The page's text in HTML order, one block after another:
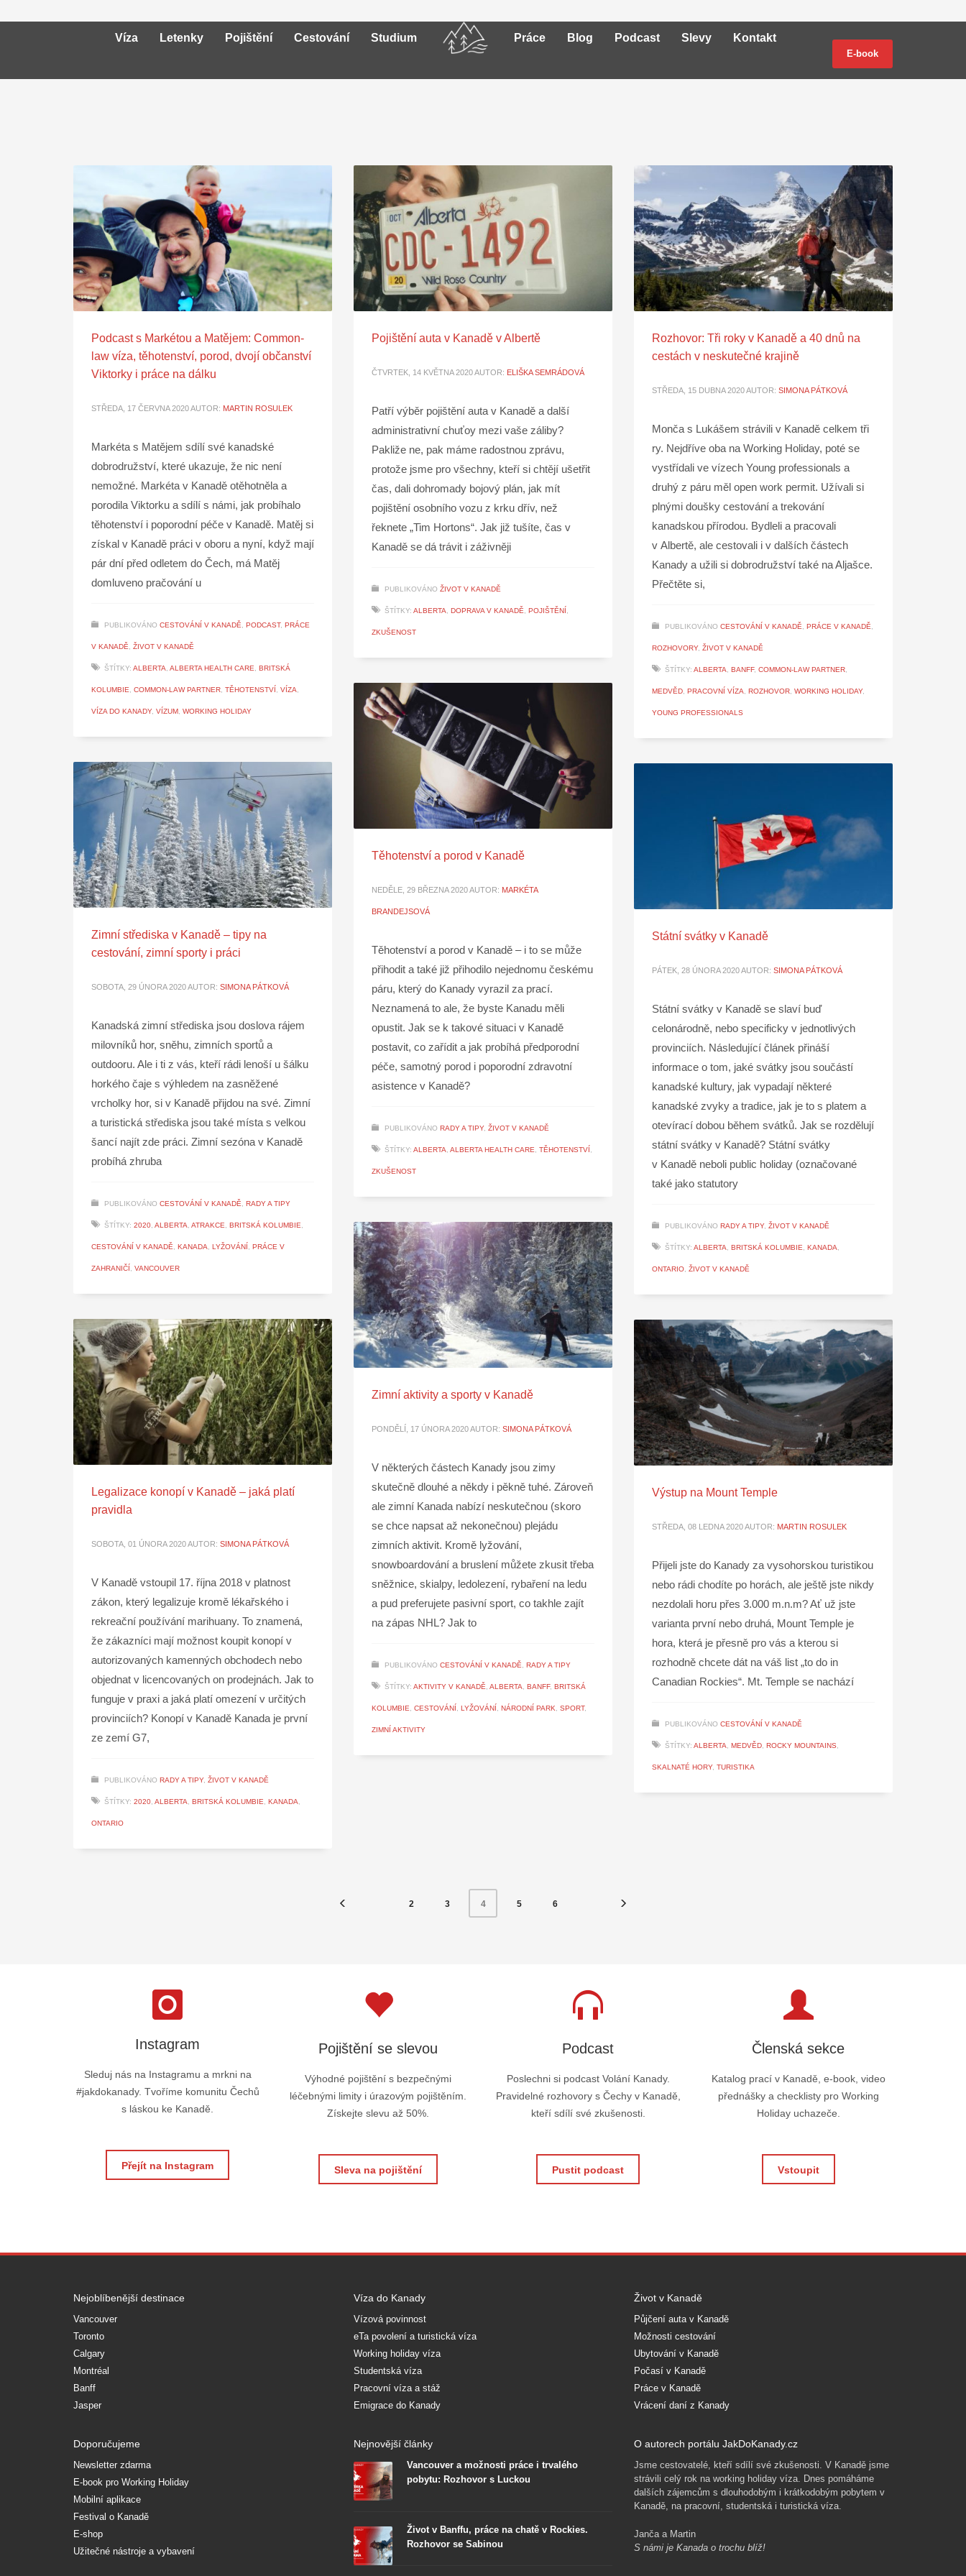
Víza Letenky Pojištění Cestování Studium Práce Blog Podcast Slevy Kontakt
E-book
Podcast s Markétou a Matějem: Common-
law víza, těhotenství, porod, dvojí občanství
Viktorky i práce na dálku
STŘEDA, 17 ČERVNA 2020AUTOR: MARTIN ROSULEK
Markéta s Matějem sdílí své kanadské
dobrodružství, které ukazuje, že nic není
nemožné. Markéta v Kanadě otěhotněla a
porodila Viktorku a sdílí s námi, jak probíhalo
těhotenství i poporodní péče v Kanadě. Matěj si
získal v Kanadě práci v oboru a nyní, když mají
pár dní před odletem do Čech, má Matěj
domluveno pračování u
PUBLIKOVÁNO CESTOVÁNÍ V KANADĚ, PODCAST, PRÁCE
V KANADĚ, ŽIVOT V KANADĚ
ŠTÍTKY: ALBERTA, ALBERTA HEALTH CARE, BRITSKÁ
KOLUMBIE, COMMON-LAW PARTNER, TĚHOTENSTVÍ , VÍZA,
VÍZA DO KANADY, VÍZUM, WORKING HOLIDAY
Pojištění auta v Kanadě v Albertě
ČTVRTEK, 14 KVĚTNA 2020AUTOR: ELIŠKA SEMRÁDOVÁ
Patří výběr pojištění auta v Kanadě a další
administrativní chuťoy mezi vaše záliby?
Pakliže ne, pak máme radostnou zprávu,
protože jsme pro všechny, kteří si chtějí ušetřit
čas, dali dohromady bojový plán, jak mít
pojištění osobního vozu z krku dřív, než
řeknete „Tim Hortons“. Jak již tušíte, čas v
Kanadě se dá trávit i záživněji
PUBLIKOVÁNO ŽIVOT V KANADĚ
ŠTÍTKY: ALBERTA, DOPRAVA V KANADĚ, POJIŠTĚNÍ ,
ZKUŠENOST
Rozhovor: Tři roky v Kanadě a 40 dnů na
cestách v neskutečné krajině
STŘEDA, 15 DUBNA 2020AUTOR: SIMONA PÁTKOVÁ
Monča s Lukášem strávili v Kanadě celkem tři
ry. Nejdříve oba na Working Holiday, poté se
vystřídali ve vízech Young professionals a
druhý z páru měl open work permit. Užívali si
plnými doušky cestování a trekování
kanadskou přírodou. Bydleli a pracovali
v Albertě, ale cestovali i v dalších částech
Kanady a užili si dobrodružství také na Aljašce.
Přečtěte si,
PUBLIKOVÁNO CESTOVÁNÍ V KANADĚ, PRÁCE V KANADĚ,
ROZHOVORY, ŽIVOT V KANADĚ
ŠTÍTKY: ALBERTA, BANFF, COMMON-LAW PARTNER,
MEDVĚD, PRACOVNÍ VÍZA, ROZHOVOR, WORKING HOLIDAY,
YOUNG PROFESSIONALS
Těhotenství a porod v Kanadě
NEDĚLE, 29 BŘEZNA 2020AUTOR: MARKÉTA
BRANDEJSOVÁ
Těhotenství a porod v Kanadě – i to se může
přihodit a také již přihodilo nejednomu českému
páru, který do Kanady vyrazil za prací.
Neznamená to ale, že byste Kanadu měli
opustit. Jak se k takové situaci v Kanadě
postavit, co zařídit a jak probíhá předporodní
péče, samotný porod i poporodní zdravotní
asistence v Kanadě?
PUBLIKOVÁNO RADY A TIPY, ŽIVOT V KANADĚ
ŠTÍTKY: ALBERTA, ALBERTA HEALTH CARE, TĚHOTENSTVÍ ,
ZKUŠENOST
Zimní střediska v Kanadě – tipy na
cestování, zimní sporty i práci
SOBOTA, 29 ÚNORA 2020AUTOR: SIMONA PÁTKOVÁ
Kanadská zimní střediska jsou doslova rájem
milovníků hor, sněhu, zimních sportů a
outdooru. Ale i ti z vás, kteří rádi lenoší u šálku
horkého čaje s výhledem na zasněžené
vrcholky hor, si v Kanadě přijdou na své. Zimní
a turistická střediska jsou také místa s velkou
šancí najít zde práci. Zimní sezóna v Kanadě
probíhá zhruba
PUBLIKOVÁNO CESTOVÁNÍ V KANADĚ, RADY A TIPY
ŠTÍTKY: 2020, ALBERTA, ATRAKCE, BRITSKÁ KOLUMBIE,
CESTOVÁNÍ V KANADĚ, KANADA, LYŽOVÁNÍ , PRÁCE V
ZAHRANIČÍ , VANCOUVER
Státní svátky v Kanadě
PÁTEK, 28 ÚNORA 2020AUTOR: SIMONA PÁTKOVÁ
Státní svátky v Kanadě se slaví buď
celonárodně, nebo specificky v jednotlivých
provinciích. Následující článek přináší
informace o tom, jaké svátky jsou součástí
kanadské kultury, jak vypadají některé
kanadské zvyky a tradice, jak je to s platem a
otevírací dobou během svátků. Jak se rozdělují
státní svátky v Kanadě? Státní svátky
v Kanadě neboli public holiday (označované
také jako statutory
PUBLIKOVÁNO RADY A TIPY, ŽIVOT V KANADĚ
ŠTÍTKY: ALBERTA, BRITSKÁ KOLUMBIE, KANADA,
ONTARIO, ŽIVOT V KANADĚ
Zimní aktivity a sporty v Kanadě
PONDĚLÍ, 17 ÚNORA 2020AUTOR: SIMONA PÁTKOVÁ
V některých částech Kanady jsou zimy
skutečně dlouhé a někdy i pěkně tuhé. Zároveň
ale zimní Kanada nabízí neskutečnou (skoro
se chce napsat až nekonečnou) plejádu
zimních aktivit. Kromě lyžování,
snowboardování a bruslení můžete zkusit třeba
sněžnice, skialpy, ledolezení, rybaření na ledu
a pud preferujete pasivní sport, co takhle zajít
na zápas NHL? Jak to
PUBLIKOVÁNO CESTOVÁNÍ V KANADĚ, RADY A TIPY
ŠTÍTKY: AKTIVITY V KANADĚ, ALBERTA, BANFF, BRITSKÁ
KOLUMBIE, CESTOVÁNÍ , LYŽOVÁNÍ , NÁRODNÍ PARK, SPORT,
ZIMNÍ AKTIVITY
Legalizace konopí v Kanadě – jaká platí
pravidla
SOBOTA, 01 ÚNORA 2020AUTOR: SIMONA PÁTKOVÁ
V Kanadě vstoupil 17. října 2018 v platnost
zákon, který legalizuje kromě lékařského i
rekreační používání marihuany. To znamená,
že zákazníci mají možnost koupit konopí v
autorizovaných kamenných obchodech nebo
objednat v licencovaných on prodejnách. Jak to
funguje v praxi a jaká platí omezení v určitých
provinciích? Konopí v Kanadě Kanada je první
ze zemí G7,
PUBLIKOVÁNO RADY A TIPY, ŽIVOT V KANADĚ
ŠTÍTKY: 2020, ALBERTA, BRITSKÁ KOLUMBIE, KANADA,
ONTARIO
Výstup na Mount Temple
STŘEDA, 08 LEDNA 2020AUTOR: MARTIN ROSULEK
Přijeli jste do Kanady za vysohorskou turistikou
nebo rádi chodíte po horách, ale ještě jste nikdy
nezdolali horu přes 3.000 m.n.m? Ať už jste
varianta první nebo druhá, Mount Temple je
hora, která je přesně pro vás a kterou si
rozhodně chcete dát na váš list „to do in
Canadian Rockies“. Mt. Temple se nachází
PUBLIKOVÁNO CESTOVÁNÍ V KANADĚ
ŠTÍTKY: ALBERTA, MEDVĚD, ROCKY MOUNTAINS,
SKALNATÉ HORY, TURISTIKA
2 3 4 5 6
Instagram
Sleduj nás na Instagramu a mrkni na
#jakdokanady. Tvoříme komunitu Čechů
s láskou ke Kanadě.
Přejít na Instagram
Pojištění se slevou
Výhodné pojištění s bezpečnými
léčebnými limity i úrazovým pojištěním.
Získejte slevu až 50%.
Sleva na pojištění
Podcast
Poslechni si podcast Volání Kanady.
Pravidelné rozhovory s Čechy v Kanadě,
kteří sdílí své zkušenosti.
Pustit podcast
Členská sekce
Katalog prací v Kanadě, e-book, video
přednášky a checklisty pro Working
Holiday uchazeče.
Vstoupit
Nejoblíbenější destinace
Vancouver
Toronto
Calgary
Montréal
Banff
Jasper
Víza do Kanady
Vízová povinnost
eTa povolení a turistická víza
Working holiday víza
Studentská víza
Pracovní víza a stáž
Emigrace do Kanady
Život v Kanadě
Půjčení auta v Kanadě
Možnosti cestování
Ubytování v Kanadě
Počasí v Kanadě
Práce v Kanadě
Vrácení daní z Kanady
Doporučujeme
Newsletter zdarma
E-book pro Working Holiday
Mobilní aplikace
Festival o Kanadě
E-shop
Užitečné nástroje a vybavení
Nejnovější články
Vancouver a možnosti práce i trvalého
pobytu: Rozhovor s Luckou
Život v Banffu, práce na chatě v Rockies.
Rozhovor se Sabinou
O autorech portálu JakDoKanady.cz
Jsme cestovatelé, kteří sdílí své zkušenosti. V Kanadě jsme
strávili celý rok na working holiday víza. Dnes pomáháme
dalších zájemcům s dlouhodobým i krátkodobým pobytem v
Kanadě, na pracovní, studentská i turistická víza.
Janča a Martin
S námi je Kanada o trochu blíž!